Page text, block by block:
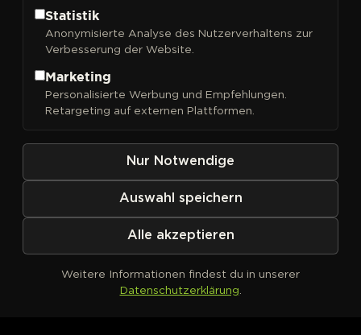
Sortieren nach
Kein Produkt definiert
Statistik
Anonymisierte Analyse des Nutzerverhaltens zur
Verbesserung der Website.
Marketing
Personalisierte Werbung und Empfehlungen.
Retargeting auf externen Plattformen.
Nur Notwendige
Auswahl speichern
Alle akzeptieren
Weitere Informationen findest du in unserer
Datenschutzerklärung